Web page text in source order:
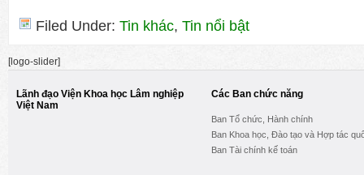
Filed Under: Tin khác, Tin nổi bật
[logo-slider]
Lãnh đạo Viện Khoa học Lâm nghiệp
Việt Nam
Các Ban chức năng
Ban Tổ chức, Hành chính
Ban Khoa học, Đào tạo và Hợp tác
Ban Tài chính kế toán